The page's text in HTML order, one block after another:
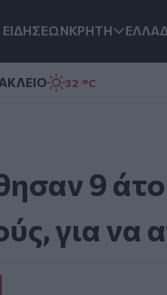
ΚΡΗΤΗ
32 °C
9
για να